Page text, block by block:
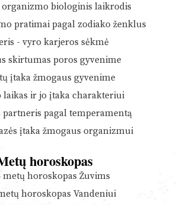
organizmo biologinis laikrodis
pratimai pagal zodiako ženklus
- vyro karjeros sėkmė
skirtumas poros gyvenime
įtaka žmogaus gyvenime
laikas ir jo įtaka charakteriui
partneris pagal temperamentą
įtaka žmogaus organizmui
horoskopas
metų horoskopas Žuvims
horoskopas Vandeniui